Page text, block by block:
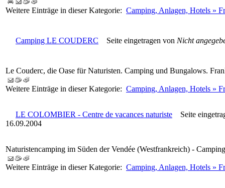
Weitere Einträge in dieser Kategorie: Camping, Anlagen, Hotels »
Camping LE COUDERC Seite eingetragen von Nicht
Le Couderc, die Oase für Naturisten. Camping und Bungalows.
Weitere Einträge in dieser Kategorie: Camping, Anlagen, Hotels »
LE COLOMBIER - Centre de vacances naturiste Seite
16.09.2004
Naturistencamping im Süden der Vendée (Westfrankreich) -
Weitere Einträge in dieser Kategorie: Camping, Anlagen, Hotels »